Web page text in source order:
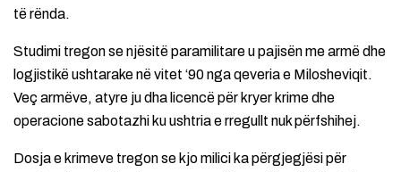
të rënda.
Studimi tregon se njësitë paramilitare u pajisën me armë dhe
logjistikë ushtarake në vitet ‘90 nga qeveria e Milosheviqit.
Veç armëve, atyre ju dha licencë për kryer krime dhe
operacione sabotazhi ku ushtria e rregullt nuk përfshihej.
Dosja e krimeve tregon se kjo milici ka përgjegjësi për